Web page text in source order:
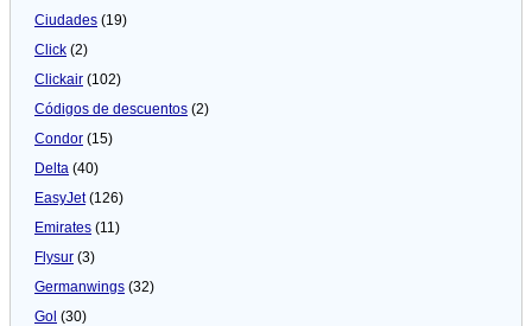
Ciudades (19)
Click (2)
Clickair (102)
Códigos de descuentos (2)
Condor (15)
Delta (40)
EasyJet(126)
Emirates (11)
Flysur (3)
Germanwings (32)
Gol (30)